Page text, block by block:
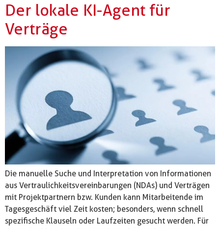
Der lokale KI-Agent für
Verträge
Die manuelle Suche und Interpretation von Informationen
aus Vertraulichkeitsvereinbarungen (NDAs) und Verträgen
mit Projektpartnern bzw. Kunden kann Mitarbeitende im
Tagesgeschäft viel Zeit kosten; besonders, wenn schnell
spezifische Klauseln oder Laufzeiten gesucht werden. Für